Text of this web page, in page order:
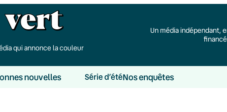
qui annonce la couleur
Un média indépendant,
nouvelles Série d’étéNos enquêtes